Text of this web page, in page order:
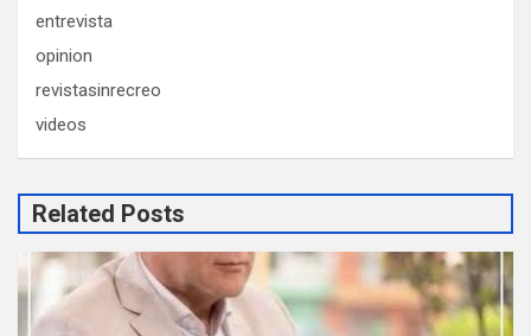
entrevista
opinion
revistasinrecreo
videos
Related Posts